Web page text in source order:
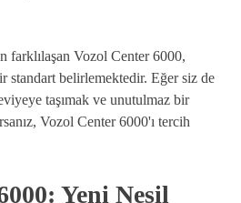
farklılaşan Vozol Center 6000,
standart belirlemektedir. Eğer siz de
taşımak ve unutulmaz bir
Vozol Center 6000'ı tercih
Yeni Nesil